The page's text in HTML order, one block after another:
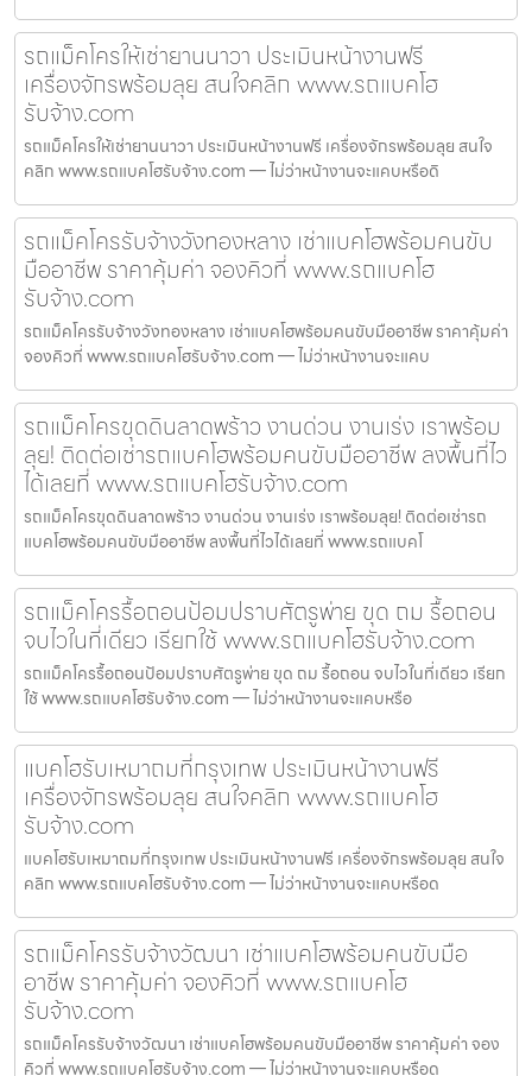
รถแม็คโครให้เช่ายานนาวา ประเมินหน้างานฟรี
เครื่องจักรพร้อมลุย สนใจคลิก www.รถแบคโฮ
รับจ้าง.com
รถแม็คโครให้เช่ายานนาวา ประเมินหน้างานฟรี เครื่องจักรพร้อมลุย สนใจ
คลิก www.รถแบคโฮรับจ้าง.com — ไม่ว่าหน้างานจะแคบหรือดิ
รถแม็คโครรับจ้างวังทองหลาง เช่าแบคโฮพร้อมคนขับ
มืออาชีพ ราคาคุ้มค่า จองคิวที่ www.รถแบคโฮ
รับจ้าง.com
รถแม็คโครรับจ้างวังทองหลาง เช่าแบคโฮพร้อมคนขับมืออาชีพ ราคาคุ้มค่า
จองคิวที่ www.รถแบคโฮรับจ้าง.com — ไม่ว่าหน้างานจะแคบ
รถแม็คโครขุดดินลาดพร้าว งานด่วน งานเร่ง เราพร้อม
ลุย! ติดต่อเช่ารถแบคโฮพร้อมคนขับมืออาชีพ ลงพื้นที่ไว
ได้เลยที่ www.รถแบคโฮรับจ้าง.com
รถแม็คโครขุดดินลาดพร้าว งานด่วน งานเร่ง เราพร้อมลุย! ติดต่อเช่ารถ
แบคโฮพร้อมคนขับมืออาชีพ ลงพื้นที่ไวได้เลยที่ www.รถแบคโ
รถแม็คโครรื้อถอนป้อมปราบศัตรูพ่าย ขุด ถม รื้อถอน
จบไวในที่เดียว เรียกใช้ www.รถแบคโฮรับจ้าง.com
รถแม็คโครรื้อถอนป้อมปราบศัตรูพ่าย ขุด ถม รื้อถอน จบไวในที่เดียว เรียก
ใช้ www.รถแบคโฮรับจ้าง.com — ไม่ว่าหน้างานจะแคบหรือ
แบคโฮรับเหมาถมที่กรุงเทพ ประเมินหน้างานฟรี
เครื่องจักรพร้อมลุย สนใจคลิก www.รถแบคโฮ
รับจ้าง.com
แบคโฮรับเหมาถมที่กรุงเทพ ประเมินหน้างานฟรี เครื่องจักรพร้อมลุย สนใจ
คลิก www.รถแบคโฮรับจ้าง.com — ไม่ว่าหน้างานจะแคบหรือด
รถแม็คโครรับจ้างวัฒนา เช่าแบคโฮพร้อมคนขับมือ
อาชีพ ราคาคุ้มค่า จองคิวที่ www.รถแบคโฮ
รับจ้าง.com
รถแม็คโครรับจ้างวัฒนา เช่าแบคโฮพร้อมคนขับมืออาชีพ ราคาคุ้มค่า จอง
คิวที่ www.รถแบคโฮรับจ้าง.com — ไม่ว่าหน้างานจะแคบหรือด